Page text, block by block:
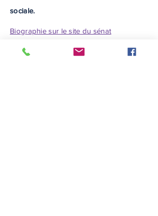
sociale.
Biographie sur le site du sénat